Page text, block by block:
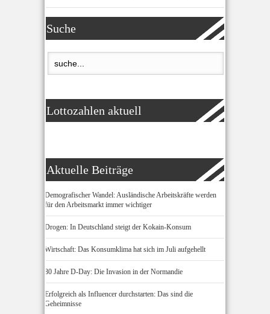
Suche
Lottozahlen aktuell
Aktuelle Beiträge
Demografischer Wandel: Ausländische Arbeitskräfte werden
für den Arbeitsmarkt immer wichtiger
Drogen: In Deutschland steigt der Kokain-Konsum
Wirtschaft: Das Konsumklima hat sich im Juli aufgehellt
80 Jahre D-Day: Die Invasion in der Normandie
Erfolgreich als Influencer durchstarten: Das sind die
Geheimnisse